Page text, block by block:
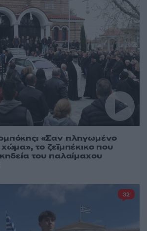
«Σαν πληγωμένο
το ζεϊμπέκικο που
του παλαίμαχου
32